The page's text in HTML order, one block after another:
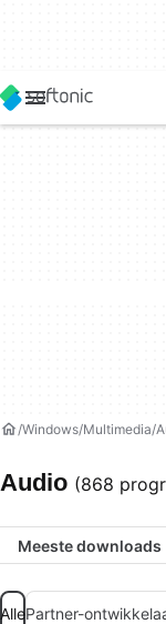
Windows Multimedia
Audio (868
Meeste downloads
AllePartner-